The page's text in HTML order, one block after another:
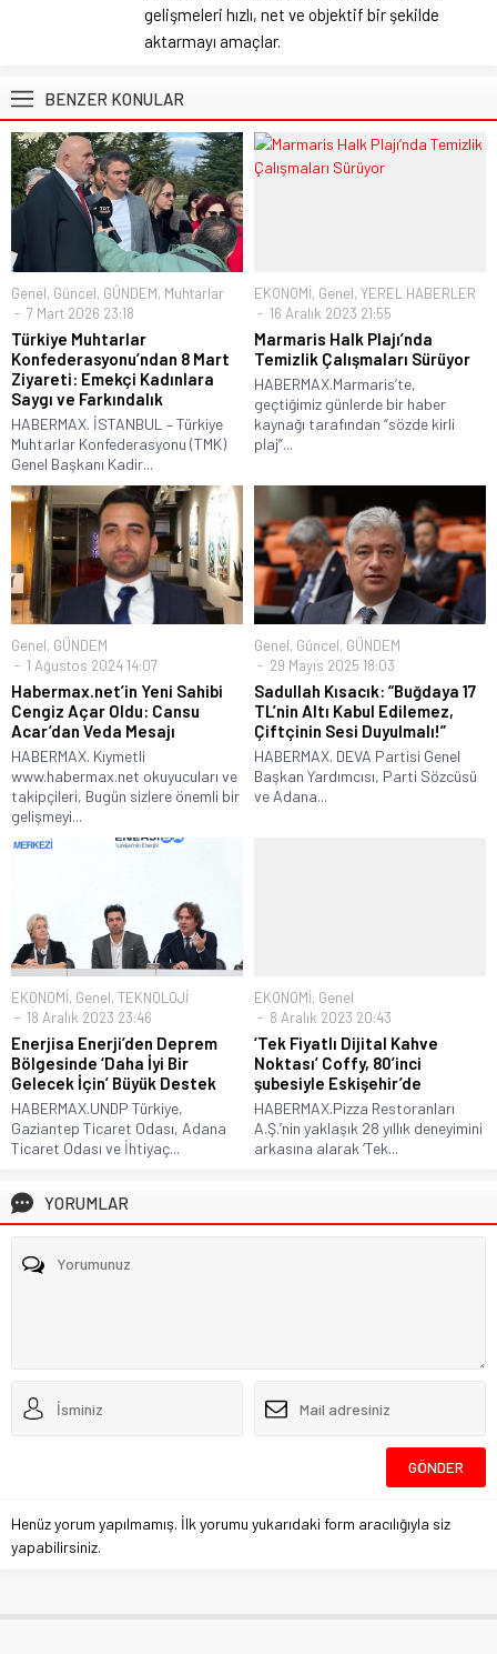
gelişmeleri hızlı, net ve objektif bir şekilde
aktarmayı amaçlar.
BENZER KONULAR
Genel, Güncel, GÜNDEM, Muhtarlar
7 Mart 2026 23:18
Türkiye Muhtarlar
Konfederasyonu’ndan 8 Mart
Ziyareti: Emekçi Kadınlara
Saygı ve Farkındalık
HABERMAX. İSTANBUL – Türkiye
Muhtarlar Konfederasyonu (TMK)
Genel Başkanı Kadir...
EKONOMİ, Genel, YEREL HABERLER
16 Aralık 2023 21:55
Marmaris Halk Plajı’nda
Temizlik Çalışmaları Sürüyor
HABERMAX.Marmaris’te,
geçtiğimiz günlerde bir haber
kaynağı tarafından “sözde kirli
plaj”...
Genel, GÜNDEM
1 Ağustos 2024 14:07
Habermax.net’in Yeni Sahibi
Cengiz Açar Oldu: Cansu
Acar’dan Veda Mesajı
HABERMAX. Kıymetli
www.habermax.net okuyucuları ve
takipçileri, Bugün sizlere önemli bir
gelişmeyi...
Genel, Güncel, GÜNDEM
29 Mayıs 2025 18:03
Sadullah Kısacık: “Buğdaya 17
TL’nin Altı Kabul Edilemez,
Çiftçinin Sesi Duyulmalı!”
HABERMAX. DEVA Partisi Genel
Başkan Yardımcısı, Parti Sözcüsü
ve Adana...
EKONOMİ, Genel, TEKNOLOJİ
18 Aralık 2023 23:46
Enerjisa Enerji’den Deprem
Bölgesinde ‘Daha İyi Bir
Gelecek İçin’ Büyük Destek
HABERMAX.UNDP Türkiye,
Gaziantep Ticaret Odası, Adana
Ticaret Odası ve İhtiyaç...
EKONOMİ, Genel
8 Aralık 2023 20:43
‘Tek Fiyatlı Dijital Kahve
Noktası’ Coffy, 80’inci
şubesiyle Eskişehir’de
HABERMAX.Pizza Restoranları
A.Ş.’nin yaklaşık 28 yıllık deneyimini
arkasına alarak ‘Tek...
YORUMLAR
Henüz yorum yapılmamış. İlk yorumu yukarıdaki form aracılığıyla siz
yapabilirsiniz.